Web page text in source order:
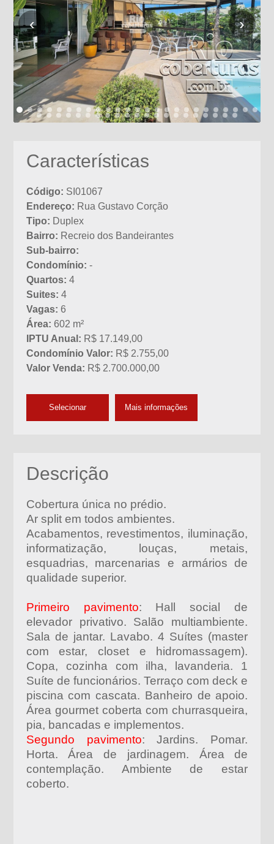
‹ ›
Descrição
Cobertura única no prédio.
Ar split em todos ambientes.
Acabamentos, revestimentos, iluminação,
informatização, louças, metais,
esquadrias, marcenarias e armários de
qualidade superior.
Primeiro pavimento: Hall social de
elevador privativo. Salão multiambiente.
Sala de jantar. Lavabo. 4 Suítes (master
com estar, closet e hidromassagem).
Copa, cozinha com ilha, lavanderia. 1
Suíte de funcionários. Terraço com deck e
piscina com cascata. Banheiro de apoio.
Área gourmet coberta com churrasqueira,
pia, bancadas e implementos.
Segundo pavimento: Jardins. Pomar.
Horta. Área de jardinagem. Área de
contemplação. Ambiente de estar
coberto.
Características
Código: SI01067
Endereço: Rua Gustavo Corção
Tipo: Duplex
Bairro: Recreio dos Bandeirantes
Sub-bairro:
Condomínio: -
Quartos: 4
Suites: 4
Vagas: 6
Área: 602 m²
IPTU Anual: R$ 17.149,00
Condomínio Valor: R$ 2.755,00
Valor Venda: R$ 2.700.000,00
Selecionar Mais informações